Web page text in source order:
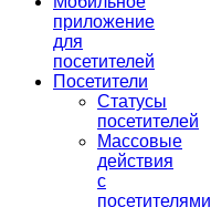
приложение
для
посетителей
Посетители
Статусы
посетителей
Массовые
действия
с
посетителями